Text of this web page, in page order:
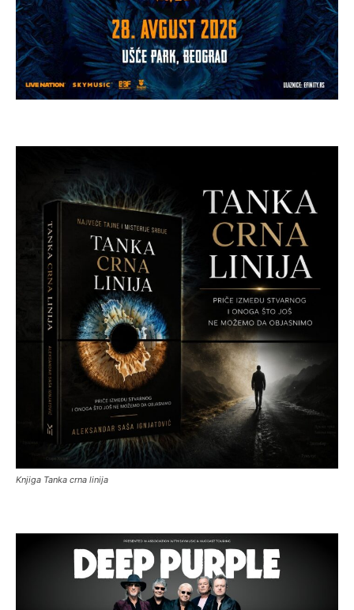
Knjiga Tanka crna linija